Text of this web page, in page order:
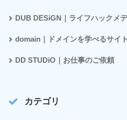
DUB DESiGN｜ライフハックメ
domain｜ドメインを学べるサイト
DD STUDiO｜お仕事のご依頼
カテゴリ